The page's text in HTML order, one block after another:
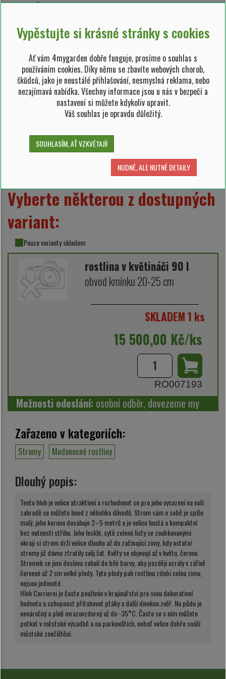
Hloh kožolistý 'Carrierei'
Crataegus lavallei 'Carrierei'
Vložit do oblíbených
Je to krasavec mezi stromy, zdobit dokáže i menší zahradu. Sytě
zelená koruna se rozzáří množstvím červených plodů na konci větví.
Zobrazit více
Vyberte některou z dostupných
variant:
Pouze varianty skladem
rostlina v květináči 90 l
obvod kmínku 20-25 cm
SKLADEM 1 ks
15 500,00 Kč/ks
RO007193
Možnosti odeslání: osobní odběr, dovezeme my
Zařazeno v kategoriích:
Stromy Medonosné rostliny
Dlouhý popis:
Tento hloh je velice atraktivní a rozhodnout se pro jeho vysazení na vaší
zahradě se můžete hned z několika důvodů. Strom sám o sobě je spíše
malý, jeho koruna dosahuje 2–5 metrů a je velice hustá a kompaktní
bez nutnosti střihu. Jeho lesklé, sytě zelené listy se zoubkovanými
okraji si strom drží velice dlouho až do začínající zimy, kdy ostatní
stromy již dávno ztratily svůj šat. Květy se objevují až v květu, červnu.
Stromek se jimi doslova zahalí do bílé barvy, aby později uzrály v zářivě
červené až 2 cm velké plody. Tyto plody pak rostlinu zdobí celou zimu,
nejsou jedovaté.
Hloh Carrierei je často používán v krajinářství pro svou dekorativní
hodnotu a schopnost přitahovat ptáky a další divokou zvěř. Na půdu je
nenáročný a plně mrazuvzdorný až do -35°C. Často se s ním můžete
potkat v městské výsadbě a na parkovištích, neboť velice dobře snáší
městské znečištění.
Vypěstujte si krásné stránky s cookies
Ať vám 4mygarden dobře funguje, prosíme o souhlas s
používáním cookies. Díky němu se zbavíte webových chorob,
škůdců, jako je neustálé přihlašování, nesmyslná reklama, nebo
nezajímavá nabídka. Všechny informace jsou u nás v bezpečí a
nastavení si můžete kdykoliv upravit.
Váš souhlas je opravdu důležitý.
SOUHLASÍM, AŤ VZKVÉTAJÍ!
NUDNÉ, ALE NUTNÉ DETAILY